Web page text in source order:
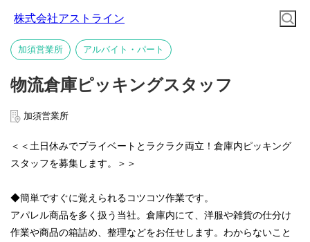
株式会社アストライン
加須営業所 アルバイト・パート
物流倉庫ピッキングスタッフ
加須営業所
＜＜土日休みでプライベートとラクラク両立！倉庫内ピッキング
スタッフを募集します。＞＞
◆簡単ですぐに覚えられるコツコツ作業です。
アパレル商品を多く扱う当社。倉庫内にて、洋服や雑貨の仕分け
作業や商品の箱詰め、整理などをお任せします。わからないこと